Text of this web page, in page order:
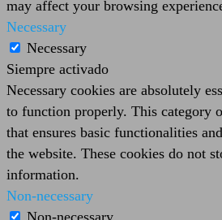
may affect your browsing
Necessary
Necessary
Siempre activado
Necessary cookies are absolutely
to function properly. This category
that ensures basic functionalities
the website. These cookies do not
information.
Non-necessary
Non-necessary